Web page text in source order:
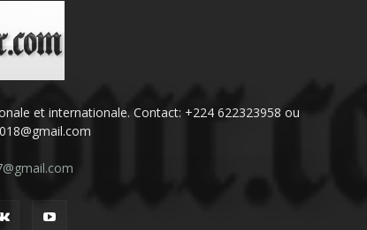
et internationale. Contact: +224 622323958 ou